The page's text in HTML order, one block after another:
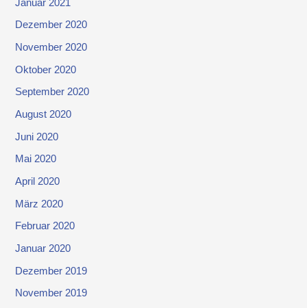
Januar 2021
Dezember 2020
November 2020
Oktober 2020
September 2020
August 2020
Juni 2020
Mai 2020
April 2020
März 2020
Februar 2020
Januar 2020
Dezember 2019
November 2019